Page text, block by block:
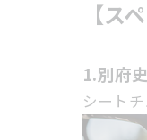
【ス
1.別府
シート